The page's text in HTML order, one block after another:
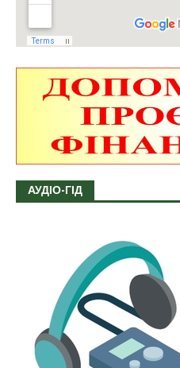
АУДІО-ГІД